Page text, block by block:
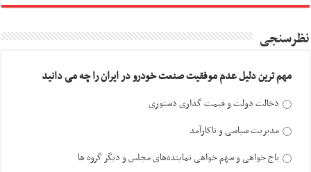
نظرسنجی
مهم ترین دلیل عدم موفقیت صنعت خودرو در ایران را چه می دانید
دخالت دولت و قیمت گذاری دستوری
مدیریت سیاسی و ناکارآمد
باج خواهی و سهم خواهی نماینده‌های مجلس و دیگر گروه ها